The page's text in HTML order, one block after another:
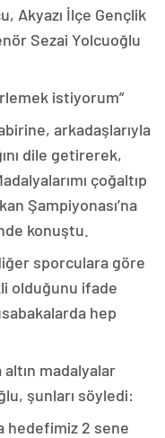
Akyazı İlçe Gençlik
Sezai Yolcuoğlu
istiyorum”
arkadaşlarıyla
dile getirerek,
çoğaltıp
Şampiyonası’na
konuştu.
sporculara göre
olduğunu ifade
hep
madalyalar
şunları söyledi:
hedefimiz 2 sene